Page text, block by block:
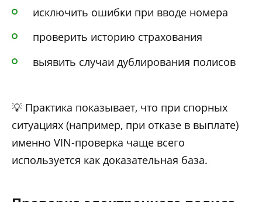
исключить ошибки при вводе номера
проверить историю страхования
выявить случаи дублирования полисов
💡 Практика показывает, что при спорных
ситуациях (например, при отказе в выплате)
именно VIN-проверка чаще всего
используется как доказательная база.